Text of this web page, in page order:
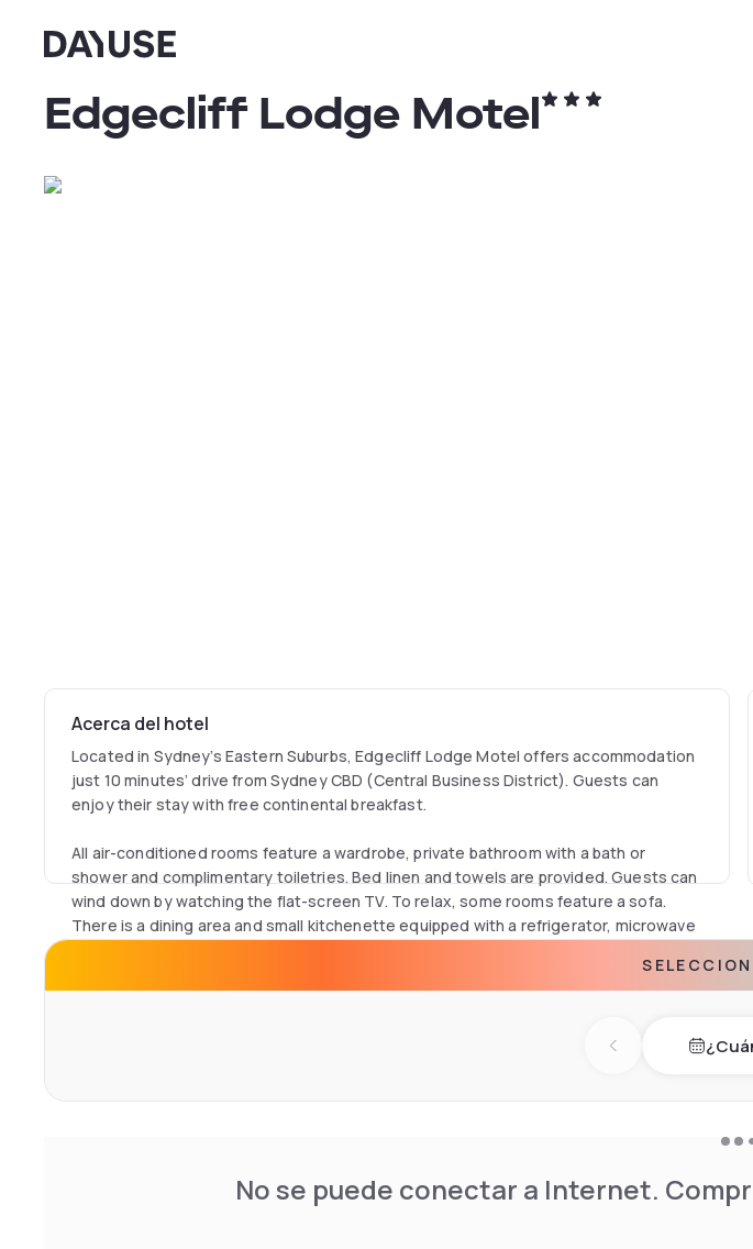
Dayuse
Edgecliff Lodge Motel
Acerca del hotel
Located in Sydney’s Eastern Suburbs, Edgecliff Lodge Motel offers accommodation
just 10 minutes’ drive from Sydney CBD (Central Business District). Guests can
enjoy their stay with free continental breakfast.
All air-conditioned rooms feature a wardrobe, private bathroom with a bath or
shower and complimentary toiletries. Bed linen and towels are provided. Guests can
wind down by watching the flat-screen TV. To relax, some rooms feature a sofa.
There is a dining area and small kitchenette equipped with a refrigerator, microwave
Allianz Stadium is 1.5 km from Edgecliff Lodge motel, while Capitol Theatre is 2.5 km
Previous day
No se puede conectar a Internet.